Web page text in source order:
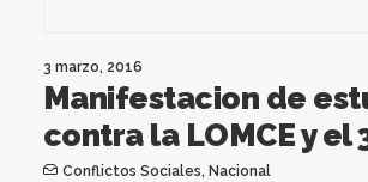
3 marzo, 2016
Manifestacion de
contra la LOMCE y el
Conflictos Sociales, Nacional